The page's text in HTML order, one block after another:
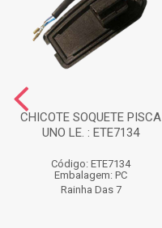
CHICOTE SOQUETE PISCA
UNO LE. : ETE7134
Código: ETE7134
Embalagem: PC
Rainha Das 7